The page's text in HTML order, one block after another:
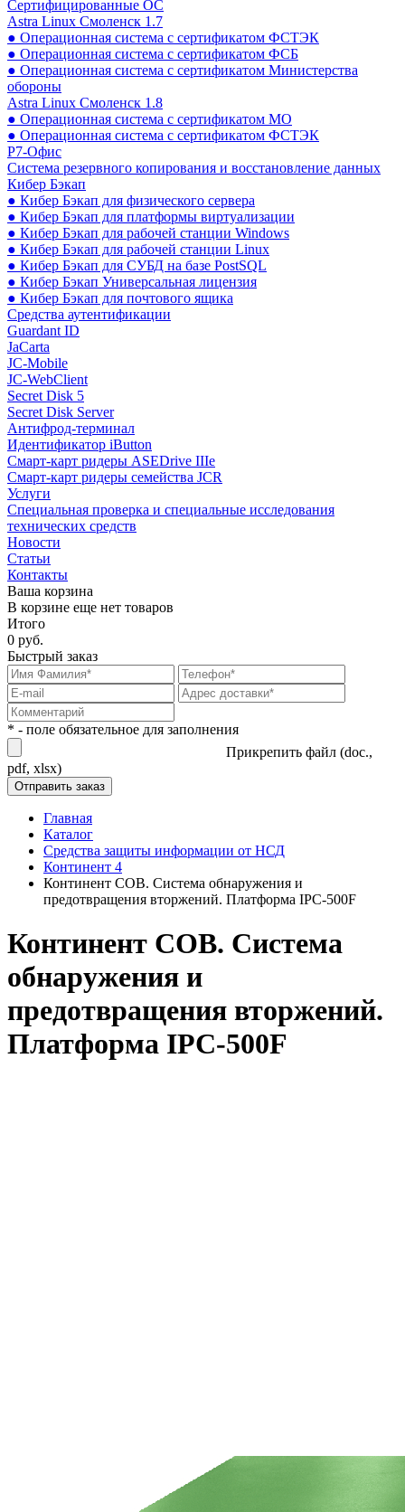
Сертифицированные ОС
Astra Linux Смоленск 1.7
● Операционная система с сертификатом ФСТЭК
● Операционная система с сертификатом ФСБ
● Операционная система с сертификатом Министерства
обороны
Astra Linux Смоленск 1.8
● Операционная система с сертификатом МО
● Операционная система с сертификатом ФСТЭК
Р7-Офис
Система резервного копирования и восстановление данных
Кибер Бэкап
● Кибер Бэкап для физического сервера
● Кибер Бэкап для платформы виртуализации
● Кибер Бэкап для рабочей станции Windows
● Кибер Бэкап для рабочей станции Linux
● Кибер Бэкап для СУБД на базе PostSQL
● Кибер Бэкап Универсальная лицензия
● Кибер Бэкап для почтового ящика
Средства аутентификации
Guardant ID
JaCarta
JC-Mobile
JC-WebClient
Secret Disk 5
Secret Disk Server
Антифрод-терминал
Идентификатор iButton
Смарт-карт ридеры ASEDrive IIIe
Смарт-карт ридеры семейства JCR
Услуги
Специальная проверка и специальные исследования
технических средств
Новости
Статьи
Контакты
Ваша корзина
В корзине еще нет товаров
Итого
0 руб.
Быстрый заказ
* - поле обязательное для заполнения
Прикрепить файл (doc.,
pdf, xlsx)
Главная
Каталог
Средства защиты информации от НСД
Континент 4
Континент СОВ. Система обнаружения и
предотвращения вторжений. Платформа IPC-500F
Континент СОВ. Система
обнаружения и
предотвращения вторжений.
Платформа IPC-500F